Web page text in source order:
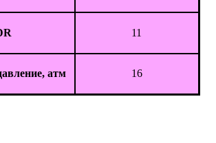
11
атм 16